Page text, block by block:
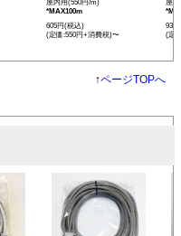
屋内用(550円/m)
*MAX100m
605円(税込)
(定価:550円+消費税)〜
屋
935
(定
↑ページTOPへ